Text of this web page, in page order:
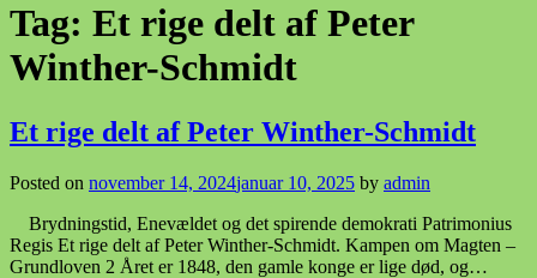
Tag: Et rige delt af Peter
Winther-Schmidt
Et rige delt af Peter Winther-Schmidt
Posted on november 14, 2024januar 10, 2025 by admin
Brydningstid, Enevældet og det spirende demokrati Patrimonius
Regis Et rige delt af Peter Winther-Schmidt. Kampen om Magten –
Grundloven 2 Året er 1848, den gamle konge er lige død, og…